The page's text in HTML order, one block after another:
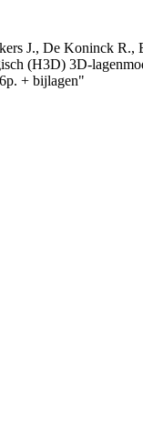
J., De Koninck
(H3D) 3D-
+ bijlagen"